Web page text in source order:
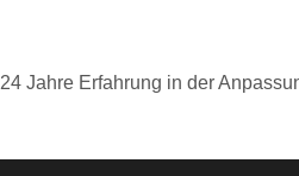
24 Jahre Erfahrung in der